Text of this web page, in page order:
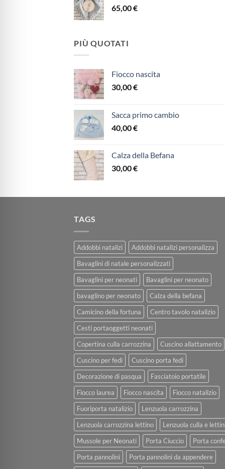
65,00€
PIÙ QUOTATI
Fiocco nascita
30,00€
Sacca primo cambio
40,00€
Calza della Befana
30,00€
TAGS
Addobbi natalizi
Addobbi natalizi personalizza
Bavaglini di natale personalizzati
Bavaglini per neonati
Bavaglini per neonato
bavaglino per neonato
Calza della befana
Camicino della fortuna
Centro tavolo natalizio
Cesti portaoggetti neonati
Copertina culla carrozzina
Cuscino allattamento
Cuscino per fedi
Cuscino porta fedi
Decorazione di pasqua
Fasciatoio portatile
Fiocco laurea
Fiocco nascita
Fiocco natalizio
Fuoriporta natalizio
Lenzuola carrozzina
Lenzuola carrozzina lettino
Lenzuola culla e
Mussole per Neonati
Porta Ciuccio
Porta
Porta pannolini
Porta pannolini da appendere